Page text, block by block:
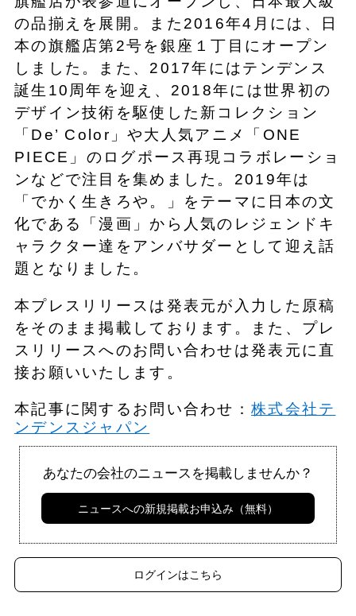
の品揃えを展開。また2016年4月には、日
本の旗艦店第2号を銀座１丁目にオープン
しました。また、2017年にはテンデンス
誕生10周年を迎え、2018年には世界初の
デザイン技術を駆使した新コレクション
「De’ Color」や大人気アニメ「ONE
PIECE」のログポース再現コラボレーショ
ンなどで注目を集めました。2019年は
「でかく生きろや。」をテーマに日本の文
化である「漫画」から人気のレジェンドキ
ャラクター達をアンバサダーとして迎え話
題となりました。
本プレスリリースは発表元が入力した原稿
をそのまま掲載しております。また、プレ
スリリースへのお問い合わせは発表元に直
接お願いいたします。
本記事に関するお問い合わせ：株式会社テ
ンデンスジャパン
あなたの会社のニュースを掲載しませんか？
ニュースへの新規掲載お申込み（無料）
ログインはこちら